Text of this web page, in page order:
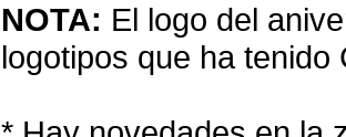
NOTA: El logo del
logotipos que ha tenido